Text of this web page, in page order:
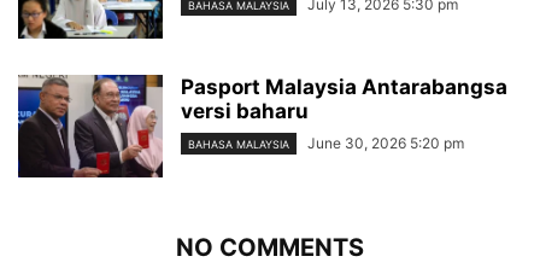
BAHASA MALAYSIA July 13, 2026 5:30 pm
Pasport Malaysia Antarabangsa
versi baharu
BAHASA MALAYSIA June 30, 2026 5:20 pm
NO COMMENTS